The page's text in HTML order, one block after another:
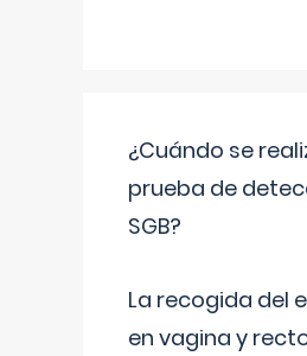
¿Cuándo se
prueba de
SGB?
La recogida del
en vagina y